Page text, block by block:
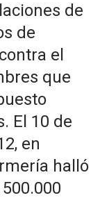
de
de
el
que
El 10 de
en
halló